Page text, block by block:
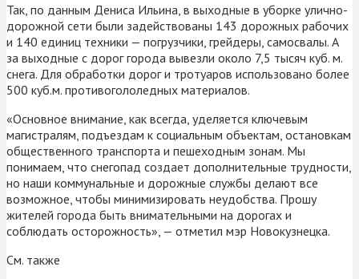
Так, по данным Дениса Ильина, в выходные в уборке улично-
дорожной сети были задействованы 143 дорожных рабочих
и 140 единиц техники — погрузчики, грейдеры, самосвалы. А
за выходные с дорог города вывезли около 7,5 тысяч куб. м.
снега. Для обработки дорог и тротуаров использовано более
500 куб.м. противогололедных материалов.
«Основное внимание, как всегда, уделяется ключевым
магистралям, подъездам к социальным объектам, остановкам
общественного транспорта и пешеходным зонам. Мы
понимаем, что снегопад создает дополнительные трудности,
но наши коммунальные и дорожные службы делают все
возможное, чтобы минимизировать неудобства. Прошу
жителей города быть внимательными на дорогах и
соблюдать осторожность», — отметил мэр Новокузнецка.
См. также